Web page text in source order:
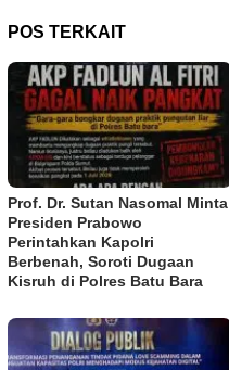
POS TERKAIT
Prof. Dr. Sutan Nasomal Minta
Presiden Prabowo
Perintahkan Kapolri
Berbenah, Soroti Dugaan
Kisruh di Polres Batu Bara